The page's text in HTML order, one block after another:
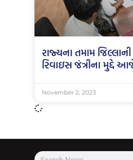
રાજ્યના તમામ
રિવાઇસ જંત્રીના મુદ્દે
November 2, 2023